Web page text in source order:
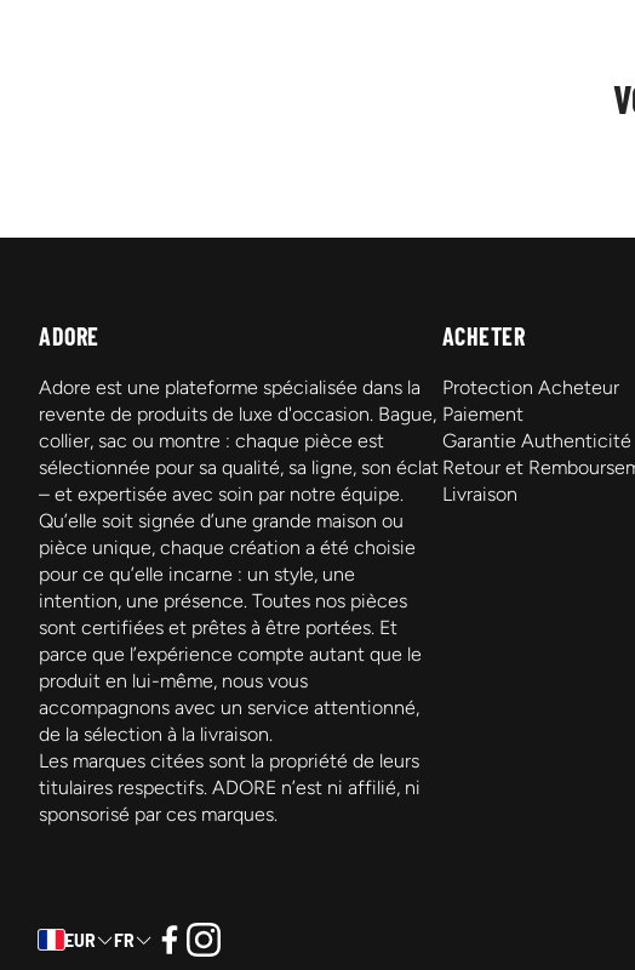
ADORE
Adore est une plateforme spécialisée dans la
revente de produits de luxe d'occasion. Bague,
collier, sac ou montre : chaque pièce est
sélectionnée pour sa qualité, sa ligne, son éclat
– et expertisée avec soin par notre équipe.
Qu’elle soit signée d’une grande maison ou
pièce unique, chaque création a été choisie
pour ce qu’elle incarne : un style, une
intention, une présence. Toutes nos pièces
sont certifiées et prêtes à être portées. Et
parce que l’expérience compte autant que le
produit en lui-même, nous vous
accompagnons avec un service attentionné,
de la sélection à la livraison.
Les marques citées sont la propriété de leurs
titulaires respectifs. ADORE n’est ni affilié, ni
sponsorisé par ces marques.
ACHETER
Protection Acheteur
Paiement
Garantie Authenticité
Retour et
Livraison
EUR FR